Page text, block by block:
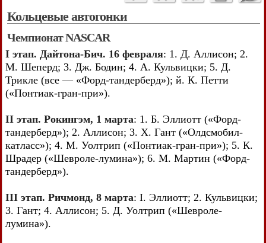
Кольцевые автогонки
Чемпионат NASCAR
I этап. Дайтона-Бич. 16 февраля: 1. Д. Аллисон; 2.
М. Шеперд; 3. Дж. Бодин; 4. А. Кульвицки; 5. Д.
Трикле (все — «Форд-тандерберд»); й. К. Петти
(«Понтиак-гран-при»).
II этап. Рокингэм, 1 марта: 1. Б. Эллиотт («Форд-
тандерберд»); 2. Аллисон; 3. X. Гант («Олдсмобил-
катласс»); 4. М. Уолтрип («Понтиак-гран-при»); 5. К.
Шрадер («Шевроле-лумина»); 6. М. Мартин («Форд-
тандерберд»).
III этап. Ричмонд, 8 марта: I. Эллиотт; 2. Кульвицки;
3. Гант; 4. Аллисон; 5. Д. Уолтрип («Шевроле-
лумина»).